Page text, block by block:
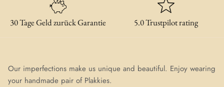
30 Tage Geld zurück Garantie 5.0 Trustpilot rating
Our imperfections make us unique and beautiful. Enjoy wearing
your handmade pair of Plakkies.